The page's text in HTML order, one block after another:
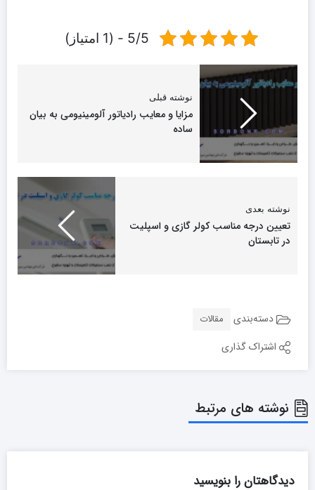
5/5 - (1 امتیاز)
نوشته قبلی
مزایا و معایب رادیاتور آلومینیومی به بیان
ساده
نوشته بعدی
تعیین درجه مناسب کولر گازی و اسپلیت
در تابستان
دسته‌بندی مقالات
اشتراک گذاری
نوشته های مرتبط
دیدگاهتان را بنویسید